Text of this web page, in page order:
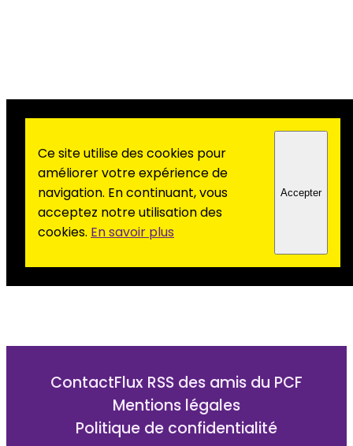
Ce site utilise des cookies pour
améliorer votre expérience de
navigation. En continuant, vous
acceptez notre utilisation des
cookies. En savoir plus
Accepter
ContactFlux RSS des amis du PCF
Mentions légales
Politique de confidentialité